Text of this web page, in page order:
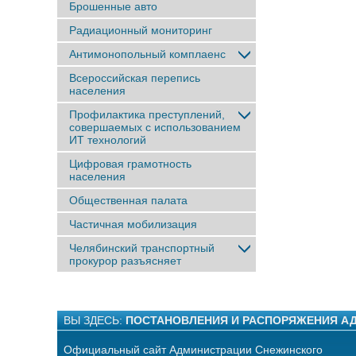
Брошенные авто
Радиационный мониторинг
Антимонопольный комплаенс
Всероссийская перепись
населения
Профилактика преступлений,
совершаемых с использованием
ИТ технологий
Цифровая грамотность
населения
Общественная палата
Частичная мобилизация
Челябинский транспортный
прокурор разъясняет
ВЫ ЗДЕСЬ: ПОСТАНОВЛЕНИЯ И РАСПОРЯЖЕНИЯ
Официальный сайт Администрации Снежинского